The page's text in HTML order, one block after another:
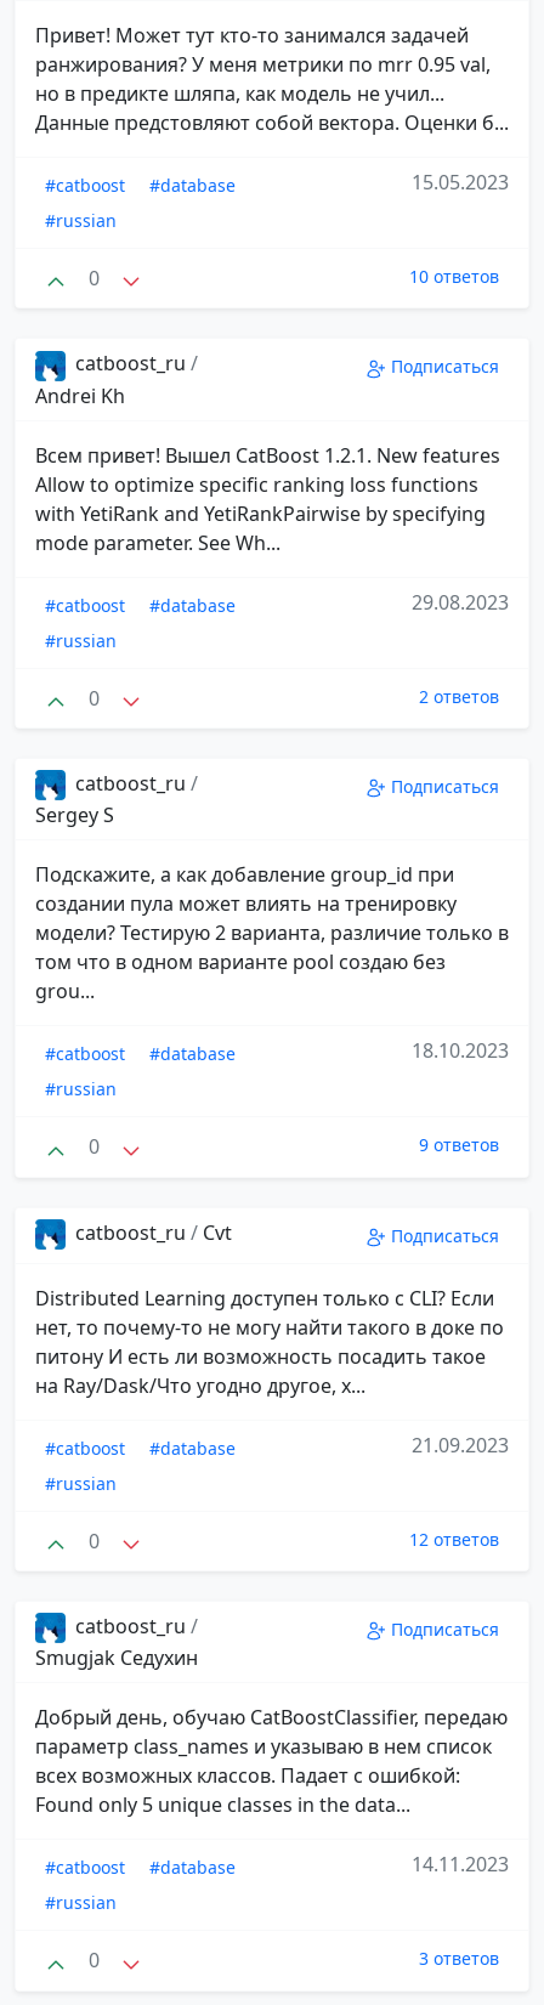
Привет! Может тут кто-то занимался задачей
ранжирования? У меня метрики по mrr 0.95 val,
но в предикте шляпа, как модель не учил...
Данные предстовляют собой вектора. Оценки б...
#catboost
#database
#russian
15.05.2023
0 10 ответов
catboost_ru /
Andrei Kh
Подписаться
Всем привет! Вышел CatBoost 1.2.1. New features
Allow to optimize specific ranking loss functions
with YetiRank and YetiRankPairwise by specifying
mode parameter. See Wh...
#catboost
#database
#russian
29.08.2023
0 2 ответов
catboost_ru /
Sergey S
Подписаться
Подскажите, а как добавление group_id при
создании пула может влиять на тренировку
модели? Тестирую 2 варианта, различие только в
том что в одном варианте pool создаю без
grou...
#catboost
#database
#russian
18.10.2023
0 9 ответов
catboost_ru / Cvt Подписаться
Distributed Learning доступен только с CLI? Если
нет, то почему-то не могу найти такого в доке по
питону И есть ли возможность посадить такое
на Ray/Dask/Что угодно другое, х...
#catboost
#database
#russian
21.09.2023
0 12 ответов
catboost_ru /
Smugjak Седухин
Подписаться
Добрый день, обучаю CatBoostClassifier, передаю
параметр class_names и указываю в нем список
всех возможных классов. Падает с ошибкой:
Found only 5 unique classes in the data...
#catboost
#database
#russian
14.11.2023
0 3 ответов